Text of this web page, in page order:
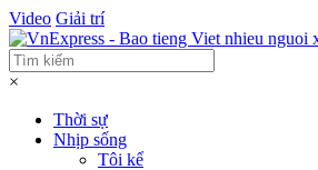
Video Giải trí
×
Thời sự
Nhịp sống
Tôi kể